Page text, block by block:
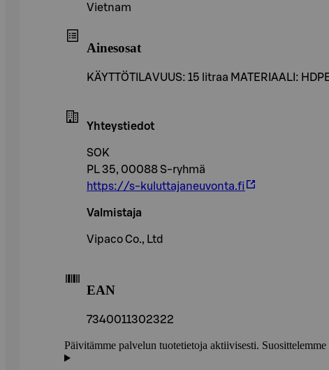
Vietnam
Ainesosat
KÄYTTÖTILAVUUS: 15 litraa MATERIAALI:
Yhteystiedot
SOK
PL 35, 00088 S-ryhmä
https://s-kuluttajaneuvonta.fi
Valmistaja
Vipaco Co., Ltd
EAN
7340011302322
Päivitämme palvelun tuotetietoja aktiivisesti.